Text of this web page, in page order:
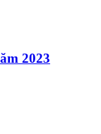
2023